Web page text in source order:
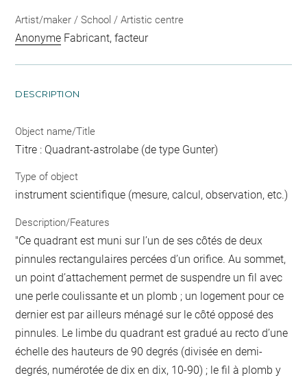
Artist/maker / School / Artistic centre
Anonyme Fabricant, facteur
DESCRIPTION
Object name/Title
Titre : Quadrant-astrolabe (de type Gunter)
Type of object
instrument scientifique (mesure, calcul, observation, etc.)
Description/Features
"Ce quadrant est muni sur l’un de ses côtés de deux
pinnules rectangulaires percées d’un orifice. Au sommet,
un point d’attachement permet de suspendre un fil avec
une perle coulissante et un plomb ; un logement pour ce
dernier est par ailleurs ménagé sur le côté opposé des
pinnules. Le limbe du quadrant est gradué au recto d’une
échelle des hauteurs de 90 degrés (divisée en demi-
degrés, numérotée de dix en dix, 10-90) ; le fil à plomb y